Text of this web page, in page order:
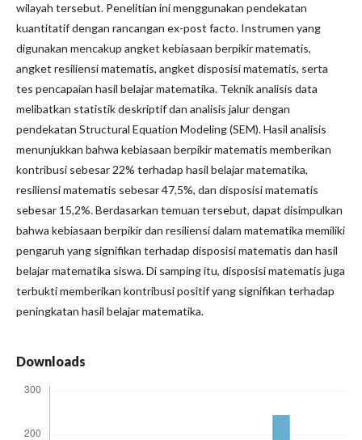
wilayah tersebut. Penelitian ini menggunakan pendekatan
kuantitatif dengan rancangan ex-post facto. Instrumen yang
digunakan mencakup angket kebiasaan berpikir matematis,
angket resiliensi matematis, angket disposisi matematis, serta
tes pencapaian hasil belajar matematika. Teknik analisis data
melibatkan statistik deskriptif dan analisis jalur dengan
pendekatan Structural Equation Modeling (SEM). Hasil analisis
menunjukkan bahwa kebiasaan berpikir matematis memberikan
kontribusi sebesar 22% terhadap hasil belajar matematika,
resiliensi matematis sebesar 47,5%, dan disposisi matematis
sebesar 15,2%. Berdasarkan temuan tersebut, dapat disimpulkan
bahwa kebiasaan berpikir dan resiliensi dalam matematika memiliki
pengaruh yang signifikan terhadap disposisi matematis dan hasil
belajar matematika siswa. Di samping itu, disposisi matematis juga
terbukti memberikan kontribusi positif yang signifikan terhadap
peningkatan hasil belajar matematika.
Downloads